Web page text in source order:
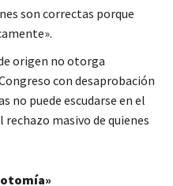
son correctas porque
origen no otorga
con desaprobación
no puede escudarse en el
masivo de quienes